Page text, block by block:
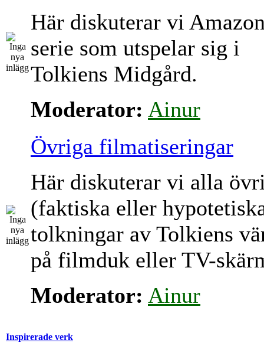
Här diskuterar vi
serie som utspelar sig i
Tolkiens Midgård.
Moderator: Ainur
Övriga filmatiseringar
Här diskuterar vi alla
(faktiska eller
tolkningar av Tolkiens
på filmduk eller TV-
Moderator: Ainur
Inspirerade verk